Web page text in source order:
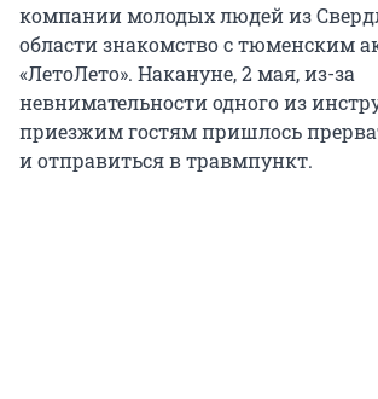
компании молодых людей из
области знакомство с тюменским
«ЛетоЛето». Накануне, 2 мая, из-за
невнимательности одного из
приезжим гостям пришлось
и отправиться в травмпункт.